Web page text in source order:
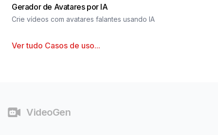
Gerador de Avatares por IA
Crie vídeos com avatares falantes usando IA
Ver tudo Casos de uso...
VideoGen